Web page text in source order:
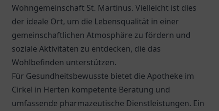
Wohngemeinschaft St. Martinus. Vielleicht ist dies
der ideale Ort, um die Lebensqualität in einer
gemeinschaftlichen Atmosphäre zu fördern und
soziale Aktivitäten zu entdecken, die das
Wohlbefinden unterstützen.
Für Gesundheitsbewusste bietet die Apotheke im
Cirkel in Herten kompetente Beratung und
umfassende pharmazeutische Dienstleistungen. Ein